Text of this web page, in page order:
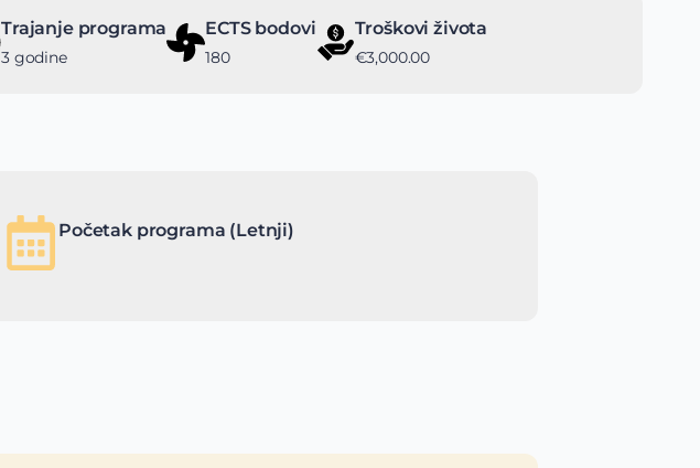
Trajanje programa
3 godine
ECTS bodovi
180
Troškovi života
€3,000.00
Početak programa (Letnji)